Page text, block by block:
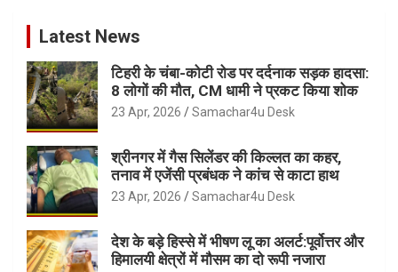
Latest News
टिहरी के चंबा-कोटी रोड पर दर्दनाक सड़क हादसा:
8 लोगों की मौत, CM धामी ने प्रकट किया शोक
23 Apr, 2026 Samachar4u Desk
श्रीनगर में गैस सिलेंडर की किल्लत का कहर,
तनाव में एजेंसी प्रबंधक ने कांच से काटा हाथ
23 Apr, 2026 Samachar4u Desk
देश के बड़े हिस्से में भीषण लू का अलर्ट:पूर्वोत्तर और
हिमालयी क्षेत्रों में मौसम का दो रूपी नजारा